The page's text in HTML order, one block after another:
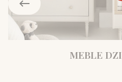
MEBLE